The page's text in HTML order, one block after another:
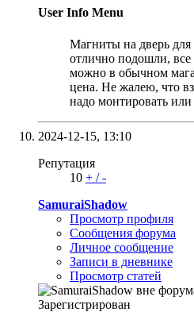
User Info Menu
Магниты на дверь
отлично подошли,
можно в обычном
цена. Не жалею, что
надо монтировать или
2024-12-15, 13:10
Репутация
10 + /-
SamuraiShadow
Просмотр профиля
Сообщения форума
Личное сообщение
Записи в дневнике
Просмотр статей
Зарегистрирован